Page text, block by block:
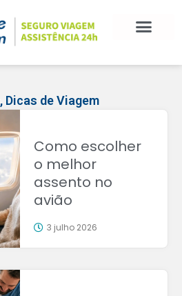
, Dicas de Viagem
Como escolher
o melhor
assento no
avião
3 julho 2026